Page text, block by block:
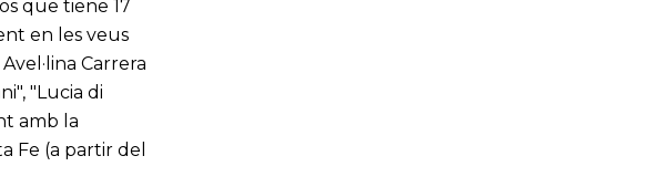
que tiene 17
en les veus
Carrera
"Lucia di
amb la
Fe (a partir del